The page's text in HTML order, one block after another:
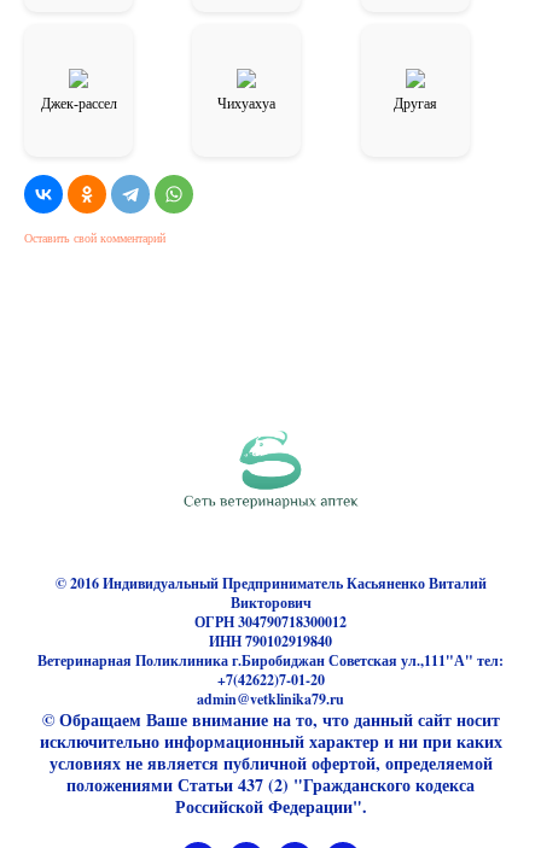
Джек-рассел Чихуахуа Другая
Оставить свой комментарий
© 2016 Индивидуальный Предприниматель Касьяненко Виталий
Викторович
ОГРН 304790718300012
ИНН 790102919840
Ветеринарная Поликлиника г.Биробиджан Советская ул.,111"А" тел:
+7(42622)7-01-20
admin@vetklinika79.ru
© Обращаем Ваше внимание на то, что данный сайт носит
исключительно информационный характер и ни при каких
условиях не является публичной офертой, определяемой
положениями Статьи 437 (2) "Гражданского кодекса
Российской Федерации".